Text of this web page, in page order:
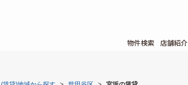
物件検索 店舗紹介